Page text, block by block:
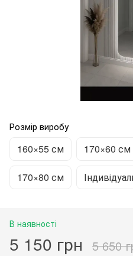
Розмір виробу
160×55 см 170×60 см
170×80 см
В наявності
5 150 грн 5 650